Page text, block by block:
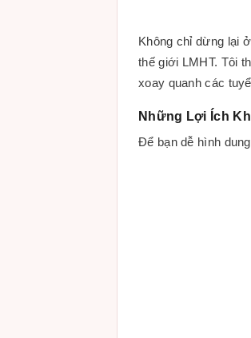
Không chỉ dừng lại
thế giới LMHT. Tôi
xoay quanh các
Những Lợi Ích
Để bạn dễ hình